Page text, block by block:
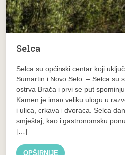
Selca
Selca su općinski centar koji
Sumartin i Novo Selo. – Selca su
ostrva Brača i prvi se put
Kamen je imao veliku ulogu u
i ulica, crkava i dvoraca. Selca
smještaj, kao i gastronomsku
[…]
OPŠIRNIJE